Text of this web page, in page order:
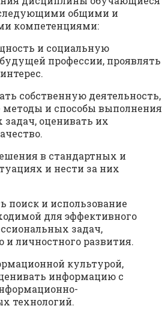
общими и
компетенциями:
и социальную
профессии, проявлять
собственную деятельность,
и способы выполнения
оценивать их
в стандартных и
и нести за них
поиск и использование
для эффективного
задач,
и личностного развития.
культурой,
информацию с
технологий.